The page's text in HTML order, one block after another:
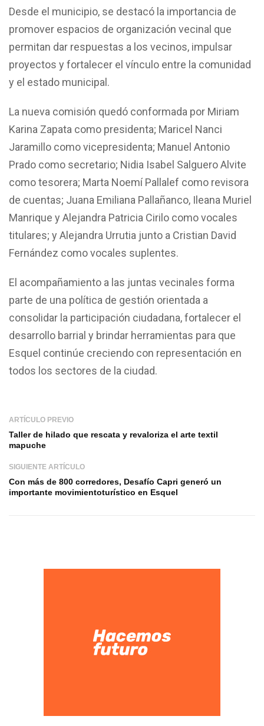
Desde el municipio, se destacó la importancia de
promover espacios de organización vecinal que
permitan dar respuestas a los vecinos, impulsar
proyectos y fortalecer el vínculo entre la comunidad
y el estado municipal.
La nueva comisión quedó conformada por Miriam
Karina Zapata como presidenta; Maricel Nanci
Jaramillo como vicepresidenta; Manuel Antonio
Prado como secretario; Nidia Isabel Salguero Alvite
como tesorera; Marta Noemí Pallalef como revisora
de cuentas; Juana Emiliana Pallañanco, Ileana Muriel
Manrique y Alejandra Patricia Cirilo como vocales
titulares; y Alejandra Urrutia junto a Cristian David
Fernández como vocales suplentes.
El acompañamiento a las juntas vecinales forma
parte de una política de gestión orientada a
consolidar la participación ciudadana, fortalecer el
desarrollo barrial y brindar herramientas para que
Esquel continúe creciendo con representación en
todos los sectores de la ciudad.
ARTÍCULO PREVIO
Taller de hilado que rescata y revaloriza el arte textil
mapuche
SIGUIENTE ARTÍCULO
Con más de 800 corredores, Desafío Capri generó un
importante movimientoturístico en Esquel